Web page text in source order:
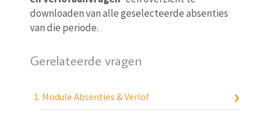
downloaden van alle geselecteerde absenties
van die periode.
Gerelateerde vragen
Module Absenties & Verlof